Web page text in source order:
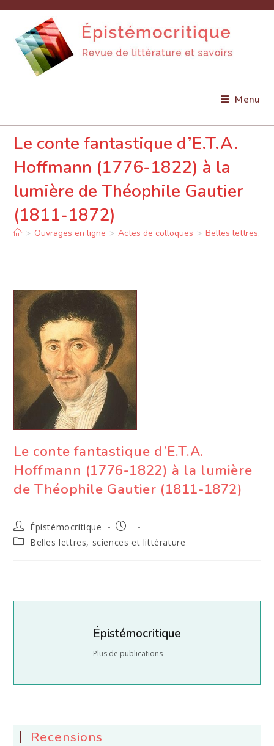
content
Menu
Le conte fantastique d’E.T.A.
Hoffmann (1776-1822) à la
lumière de Théophile Gautier
(1811-1872)
> Ouvrages en ligne > Actes de colloques > Belles lettres,
Le conte fantastique d’E.T.A.
Hoffmann (1776-1822) à la lumière
de Théophile Gautier (1811-1872)
Auteur/autrice
de
la
Épistémocritique
Publication
publiée :
PostBelles lettres, sciences et littérature
Épistémocritique
Plus de publications
Recensions